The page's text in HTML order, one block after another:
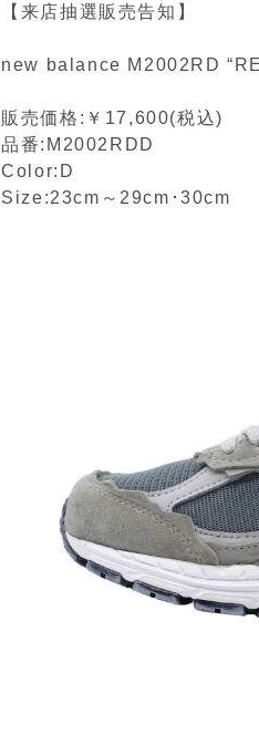
【来店抽選販売告知】
new balance M2002RD
販売価格:￥17,600(税込)
品番:M2002RDD
Color:D
Size:23cm ～ 29cm ･30cm